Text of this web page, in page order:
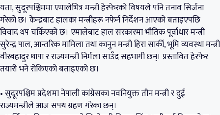
यता, सुदूरपश्चिममा एमालेभित्र मन्त्री हेरफेरको विषयले पनि तनाव सिर्जना
गरेको छ। केन्द्रबाट हालका मन्त्रीहरू नफेर्न निर्देशन आएको बताइएपछि
विवाद थप चर्किएको छ। एमालेबाट हाल सरकारमा भौतिक पूर्वाधार मन्त्री
सुरेन्द्र पाल, आन्तरिक मामिला तथा कानुन मन्त्री हिरा सार्की, भूमि व्यवस्था मन्त्री
वीरबहादुर थापा र राज्यमन्त्री निर्मला साउँद सहभागी छन्। प्रस्तावित हेरफेर
तयारी भने रोकिएको बताइएको छ।
• सुदूरपश्चिम प्रदेशमा नेपाली कांग्रेसका नवनियुक्त तीन मन्त्री र दुई
राज्यमन्त्रीले आज सपथ ग्रहण गरेका छन्।